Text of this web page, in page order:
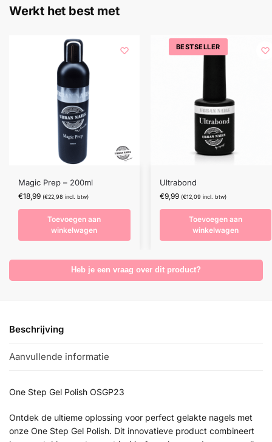
Werkt het best met
Magic Prep – 200ml
€18,99 (€22,98 incl. btw)
Toevoegen aan
winkelwagen
Ultrabond
BESTSELLER
€9,99 (€12,09 incl. btw)
Toevoegen aan
winkelwagen
Heb je een vraag over dit product?
Beschrijving
Aanvullende informatie
One Step Gel Polish OSGP23
Ontdek de ultieme oplossing voor perfect gelakte nagels met
onze One Step Gel Polish. Dit innovatieve product combineert